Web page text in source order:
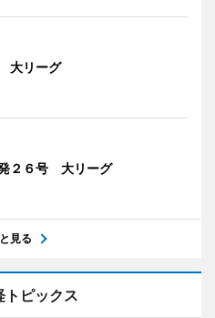
大リーグ
２６号 大リーグ
見る
トピックス